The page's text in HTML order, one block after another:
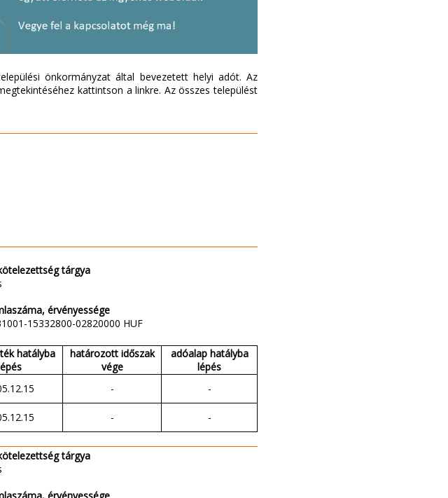
önkormányzat által bevezetett helyi adót. Az
kattintson a linkre. Az összes települést
tárgya
érvényessége
15332800-02820000 HUF
hatályba
határozott időszak
vége
adóalap hatályba
lépés
- -
- -
tárgya